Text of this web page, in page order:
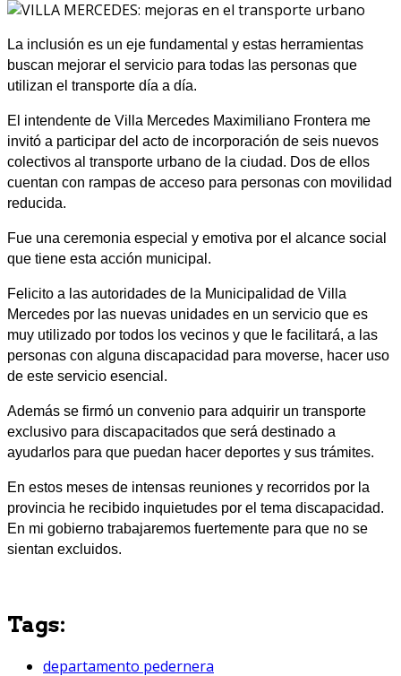
La inclusión es un eje fundamental y estas herramientas
buscan mejorar el servicio para todas las personas que
utilizan el transporte día a día.
El intendente de Villa Mercedes Maximiliano Frontera me
invitó a participar del acto de incorporación de seis nuevos
colectivos al transporte urbano de la ciudad. Dos de ellos
cuentan con rampas de acceso para personas con movilidad
reducida.
Fue una ceremonia especial y emotiva por el alcance social
que tiene esta acción municipal.
Felicito a las autoridades de la Municipalidad de Villa
Mercedes por las nuevas unidades en un servicio que es
muy utilizado por todos los vecinos y que le facilitará, a las
personas con alguna discapacidad para moverse, hacer uso
de este servicio esencial.
Además se firmó un convenio para adquirir un transporte
exclusivo para discapacitados que será destinado a
ayudarlos para que puedan hacer deportes y sus trámites.
En estos meses de intensas reuniones y recorridos por la
provincia he recibido inquietudes por el tema discapacidad.
En mi gobierno trabajaremos fuertemente para que no se
sientan excluidos.
Tags:
departamento pedernera